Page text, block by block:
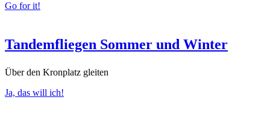
Go for it!
Tandemfliegen Sommer und Winter
Über den Kronplatz gleiten
Ja, das will ich!